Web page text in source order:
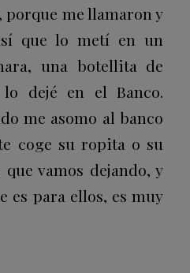
porque me llamaron y
que lo metí en un
una botellita de
dejé en el Banco.
me asomo al banco
coge su ropita o su
vamos dejando, y
es para ellos, es muy